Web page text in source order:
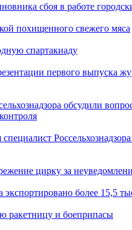
сбоя в работе
похищенного свежего мяса
спартакиаду
первого выпуска
обсудили
цирку за
экспортировано более 15,5
ракетницу и боеприпасы